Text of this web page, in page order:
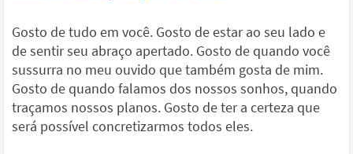
Gosto de tudo em você. Gosto de estar ao seu lado e
de sentir seu abraço apertado. Gosto de quando você
sussurra no meu ouvido que também gosta de mim.
Gosto de quando falamos dos nossos sonhos, quando
traçamos nossos planos. Gosto de ter a certeza que
será possível concretizarmos todos eles.